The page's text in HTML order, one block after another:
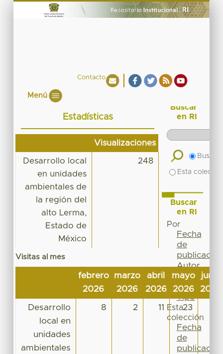
Contacto
Menú
Estadísticas
Visualizaciones
Desarrollo local
en unidades
ambientales de
la región del
alto Lerma,
Estado de
México
248
Visitas al mes
febrero
2026
marzo
2026
abril
2026
mayo
2026
junio
2026
Desarrollo
local en
unidades
ambientales
8 2 11 23
Buscar
en RI
Buscar
Esta
Buscar
en RI
Por
Fecha
de
publicación
Autor
Título
Materia
Tipo
Esta
colección
Fecha
de
publicación